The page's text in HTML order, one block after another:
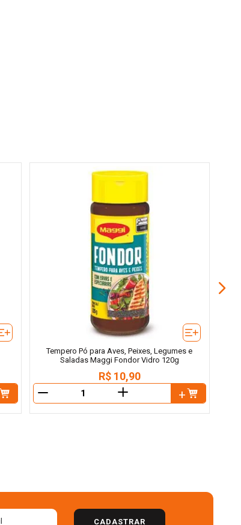
Tempero Pó para Aves, Peixes, Legumes e
Saladas Maggi Fondor Vidro 120g
R$ 10,90
＋
CADASTRAR